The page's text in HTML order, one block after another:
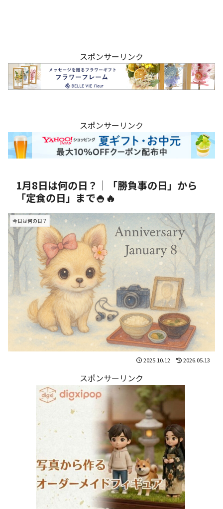
スポンサーリンク
スポンサーリンク
1月8日は何の日？｜「勝負事の日」から
「定食の日」まで🍚🔥
今日は何の日？
2025.10.12 2026.05.13
スポンサーリンク